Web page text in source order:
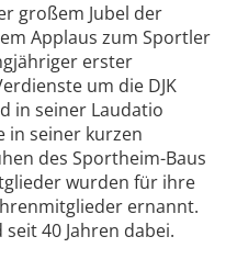
großem Jubel der
Applaus zum Sportler
erster
um die DJK
in seiner Laudatio
in seiner kurzen
des Sportheim-Baus
wurden für ihre
ernannt.
40 Jahren dabei.